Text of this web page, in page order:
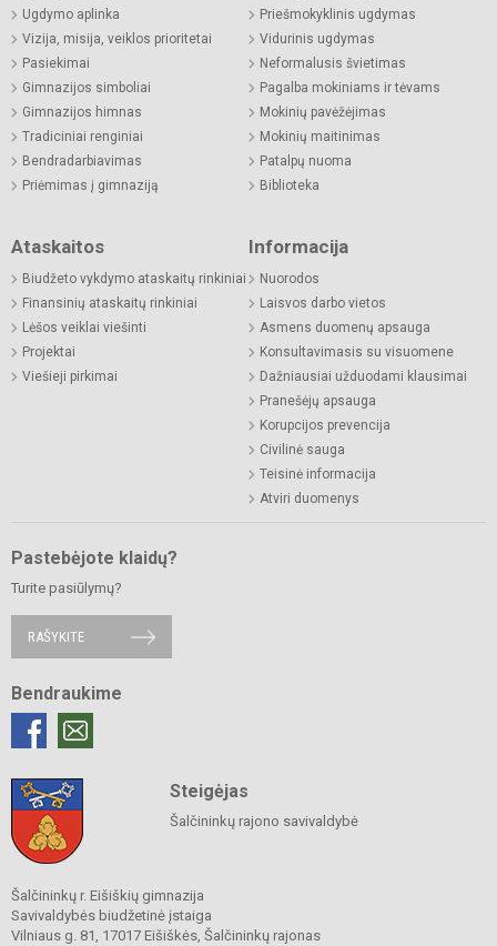
Ugdymo aplinka
Vizija, misija, veiklos prioritetai
Pasiekimai
Gimnazijos simboliai
Gimnazijos himnas
Tradiciniai renginiai
Bendradarbiavimas
Priėmimas į gimnaziją
Priešmokyklinis ugdymas
Vidurinis ugdymas
Neformalusis švietimas
Pagalba mokiniams ir tėvams
Mokinių pavėžėjimas
Mokinių maitinimas
Patalpų nuoma
Biblioteka
Ataskaitos
Biudžeto vykdymo ataskaitų rinkiniai
Finansinių ataskaitų rinkiniai
Lėšos veiklai viešinti
Projektai
Viešieji pirkimai
Informacija
Nuorodos
Laisvos darbo vietos
Asmens duomenų apsauga
Konsultavimasis su visuomene
Dažniausiai užduodami klausimai
Pranešėjų apsauga
Korupcijos prevencija
Civilinė sauga
Teisinė informacija
Atviri duomenys
Pastebėjote klaidų?
Turite pasiūlymų?
RAŠYKITE
Bendraukime
Steigėjas
Šalčininkų rajono savivaldybė
Šalčininkų r. Eišiškių gimnazija
Savivaldybės biudžetinė įstaiga
Vilniaus g. 81, 17017 Eišiškės, Šalčininkų rajonas